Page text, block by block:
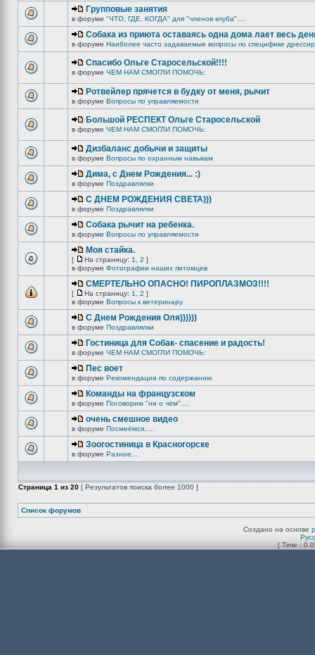
Групповые занятия
в форуме "ЧТО, ГДЕ, КОГДА" для "членов клуба"....
Собака из приюта оставаясь одна дома лает весь
в форуме Наиболее часто задаваемые вопросы по специфике
Спасибо Ольге Старосельской!!!!
в форуме ЧЕМ НАМ СМОГЛИ ПОМОЧЬ:
Ротвейлер прячется в будку от меня, рычит
в форуме Вопросы по управляемости
Большой РЕСПЕКТ Ольге Старосельской
в форуме ЧЕМ НАМ СМОГЛИ ПОМОЧЬ:
Дизбаланс добычи и защиты
в форуме Вопросы по охранным навыкам
Дима, с Днем Рождения... :)
в форуме Поздравлялки
C ДНЕМ РОЖДЕНИЯ СВЕТА)))
в форуме Поздравлялки
Собака рычит на ребенка.
в форуме Вопросы по управляемости
Моя стайка.
[ На страницу: 1 2 ]
в форуме Фотографии наших питомцев
СМЕРТЕЛЬНО ОПАСНО! ПИРОПЛАЗМОЗ!!!!
[ На страницу: 1 2 ]
в форуме Вопросы к ветеринару
С Днем Рождения Оля))))))
в форуме Поздравлялки
Гостиница для Собак- спасение и радость!
в форуме ЧЕМ НАМ СМОГЛИ ПОМОЧЬ:
Пес воет
в форуме Рекомендации по содержанию
Команды на французском
в форуме Поговорим "ни о чём"....
очень смешное видео
в форуме Посмеёмся.....
Зоогостиница в Красногорске
в форуме Разное...
Страница 1 из 20 [ Результатов поиска более 1000 ]
Список форумов
Создано на основе
[ Time :